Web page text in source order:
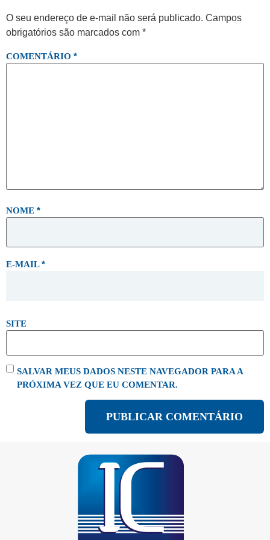
O seu endereço de e-mail não será publicado. Campos
obrigatórios são marcados com *
COMENTÁRIO *
NOME *
E-MAIL*
SITE
SALVAR MEUS DADOS NESTE NAVEGADOR PARA A
PRÓXIMA VEZ QUE EU COMENTAR.